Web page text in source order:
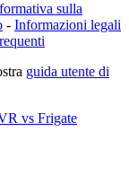
sulla
- Informazioni legali
guida utente di
vs Frigate